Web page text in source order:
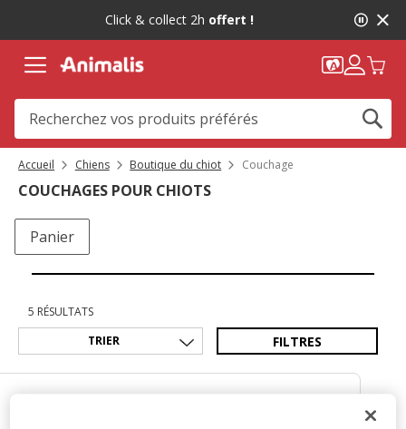
message,
Click & collect 2h offert !
Accueil Chiens Boutique du chiot Couchage
COUCHAGES POUR CHIOTS
Panier
5 RÉSULTATS
FILTRES